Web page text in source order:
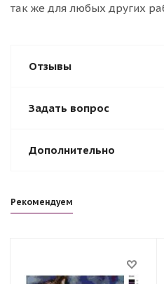
так же для любых других
Отзывы
Задать вопрос
Дополнительно
Рекомендуем